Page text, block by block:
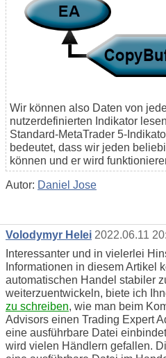
Wir können also Daten von
nutzerdefinierten Indikator
Standard-MetaTrader 5-
bedeutet, dass wir jeden
können und er wird
Autor: Daniel Jose
Volodymyr Helei 2022.06.11
Interessanter und in vielerlei
Informationen in diesem Artikel
automatischen Handel stabiler
weiterzuentwickeln, biete ich
zu schreiben, wie man beim
Advisors einen Trading Expert
eine ausführbare Datei
wird vielen Händlern gefallen.